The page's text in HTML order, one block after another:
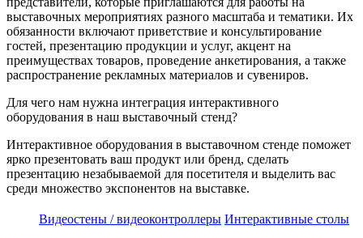
выставочных мероприятиях разного масштаба и тематики. Их
обязанности включают приветствие и консультирование
гостей, презентацию продукции и услуг, акцент на
преимуществах товаров, проведение анкетирования, а также
распространение рекламных материалов и сувениров.
Для чего нам нужна интеграция интерактивного
оборудования в наш выставочный стенд?
Интерактивное оборудования в выставочном стенде поможет
ярко презентовать ваш продукт или бренд, сделать
презентацию незабываемой для посетителя и выделить вас
среди множество экспонентов на выставке.
Видеостены / видеоконтроллеры Интерактивные столы